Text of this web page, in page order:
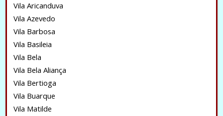
Vila Aricanduva
Vila Azevedo
Vila Barbosa
Vila Basileia
Vila Bela
Vila Bela Aliança
Vila Bertioga
Vila Buarque
Vila Matilde